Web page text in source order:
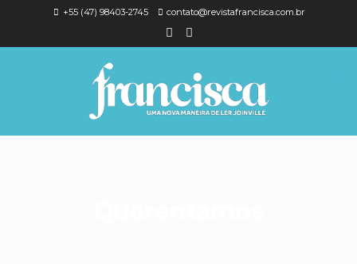
+55 (47) 98403-2745 contato@revistafrancisca.com.br